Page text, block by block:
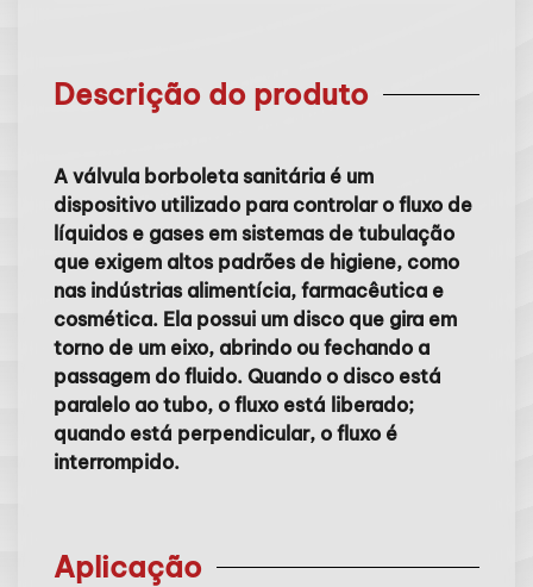
Descrição do produto
A válvula borboleta sanitária é um
dispositivo utilizado para controlar o fluxo de
líquidos e gases em sistemas de tubulação
que exigem altos padrões de higiene, como
nas indústrias alimentícia, farmacêutica e
cosmética. Ela possui um disco que gira em
torno de um eixo, abrindo ou fechando a
passagem do fluido. Quando o disco está
paralelo ao tubo, o fluxo está liberado;
quando está perpendicular, o fluxo é
interrompido.
Aplicação